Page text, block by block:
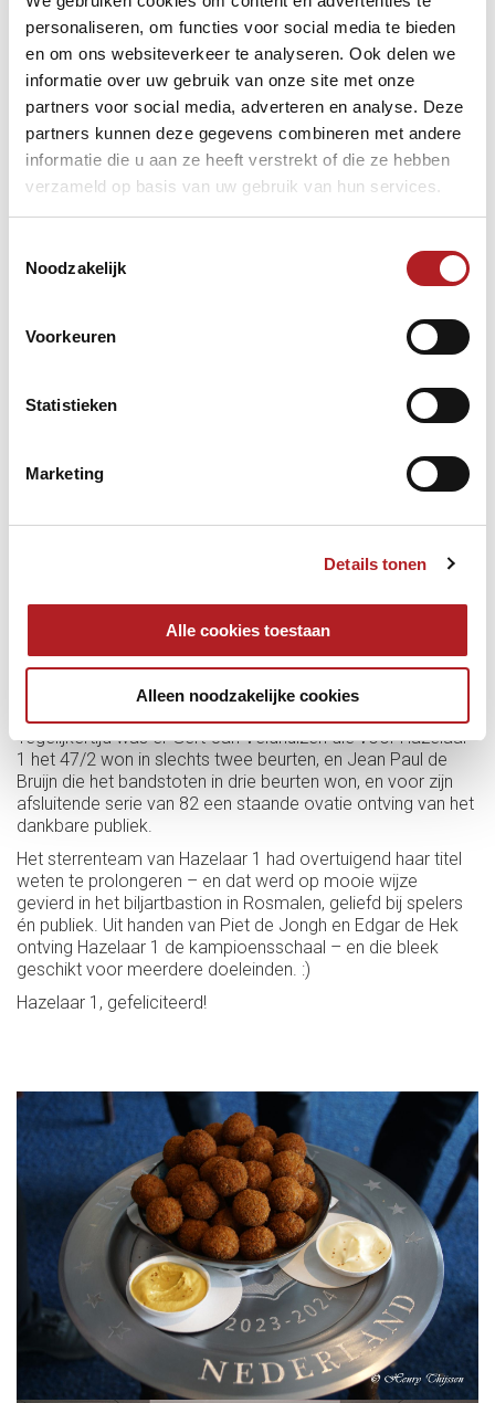
personaliseren, om functies voor social media te bieden
en om ons websiteverkeer te analyseren. Ook delen we
informatie over uw gebruik van onze site met onze
partners voor social media, adverteren en analyse. Deze
partners kunnen deze gegevens combineren met andere
informatie die u aan ze heeft verstrekt of die ze hebben
verzameld op basis van uw gebruik van hun services.
Noodzakelijk
Voorkeuren
Statistieken
Marketing
Details tonen
Alle cookies toestaan
Alleen noodzakelijke cookies
kwalitatief sterke top van het Nederlandse klassieke biljart.
Destrijd om degradatiewas ongekend spannend. Alle drie
de teams versloegen elkaar eenmaal, iedereen met 2 uit 2,
en met niet heel grote verschillen in teammoyennes en
percentages gemaakte caramboles. Uiteindelijk was het
Carambole D.I.S.C, een toch zeer sterk team, dat nipt
onderaan eindigde.
En destrijd om de titel … wel, dat was een feest. Nadat
Dibo/The City en Hazelaar 1 allebei met 4-2 hadden
zonnige zaterdagmiddag duidelijk: wie de kraker Hazelaar
En een kraker werd het! Op drie tafels naast elkaar, echt een
genot voor het ruim opgekomen publiek, stonden de beste
fenomeen Raymund Swertz tegen veelwinnaar Michel van
Silfhout, dat was de partij die iedereen wilde zien – en die
uiteindelijk in vier beurten werd gewonnen door Swertz.
Tegelijkertijd was er Gert-Jan Veldhuizen die voor Hazelaar
1 het 47/2 won in slechts twee beurten, en Jean Paul de
Bruijn die het bandstoten in drie beurten won, en voor zijn
afsluitende serie van 82 een staande ovatie ontving van het
dankbare publiek.
Het sterrenteam van Hazelaar 1 had overtuigend haar titel
weten te prolongeren – en dat werd op mooie wijze
gevierd in het biljartbastion in Rosmalen, geliefd bij spelers
én publiek. Uit handen van Piet de Jongh en Edgar de Hek
ontving Hazelaar 1 de kampioensschaal – en die bleek
geschikt voor meerdere doeleinden. :)
Hazelaar 1, gefeliciteerd!